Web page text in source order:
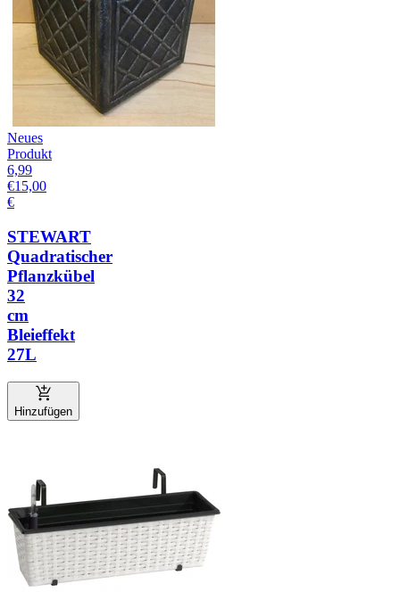
Neues
Produkt
6,99
€15,00
€
STEWART
Quadratischer
Pflanzkübel
32
cm
Bleieffekt
27L
Hinzufügen